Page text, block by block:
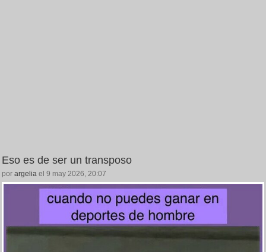
Eso es de ser un transposo
por argelia el 9 may 2026, 20:07